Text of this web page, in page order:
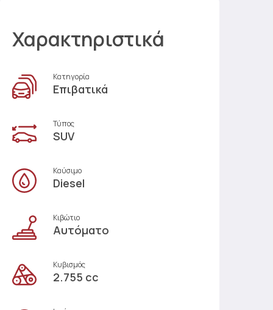
Χαρακτηριστικά
Κατηγορία
Επιβατικά
Τύπος
SUV
Καύσιμο
Diesel
Κιβώτιο
Αυτόματο
Κυβισμός
2.755 cc